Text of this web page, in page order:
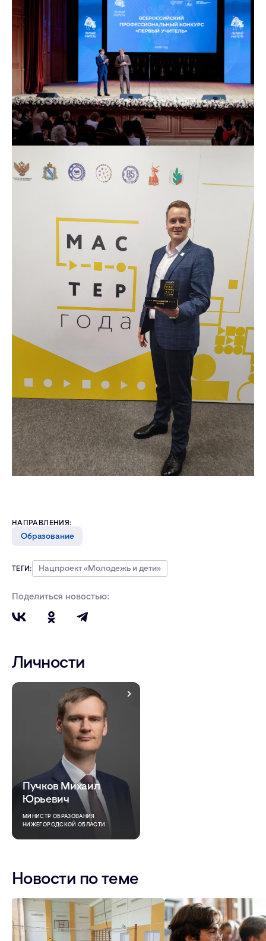
НАПРАВЛЕНИЯ:
Образование
ТЕГИ: Нацпроект «Молодежь и дети»
Поделиться новостью:
Личности
Пучков Михаил
Юрьевич
МИНИСТР ОБРАЗОВАНИЯ
НИЖЕГОРОДСКОЙ ОБЛАСТИ
Новости по теме